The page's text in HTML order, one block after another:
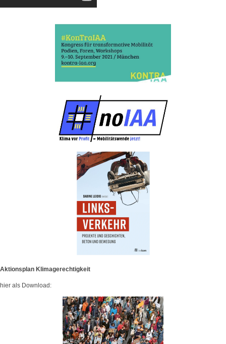
Aktionsplan Klimagerechtigkeit
hier als Download: